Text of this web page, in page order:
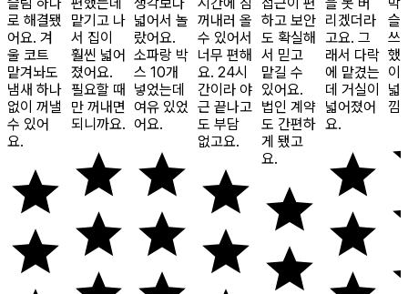
로 해결됐
어요. 겨
울 코트
맡겨놔도
냄새 하나
없이 꺼낼
수 있어
요.
맡기고 나
서 집이
훨씬 넓어
졌어요.
필요할 때
만 꺼내면
되니까요.
넓어서 놀
랐어요.
소파랑 박
스 10개
넣었는데
여유 있었
어요.
꺼내러 올
수 있어서
너무 편해
요. 24시
간이라 야
근 끝나고
도 부담
없고요.
하고 보안
도 확실해
서 믿고
맡길 수
있어요.
법인 계약
도 간편하
게 됐고
요.
리겠더라
고요. 그
래서 다락
에 맡겼는
데 거실이
넓어졌어
요.
슬
쓰
했
이
넓
낌